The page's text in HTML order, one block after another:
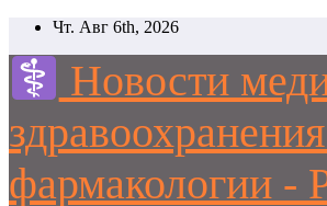
Перейти
содержимому
Чт. Авг 6th, 2026
Новости
фармакологии -